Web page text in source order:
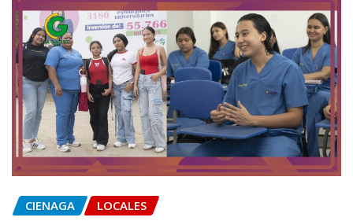
CIENAGA LOCALES